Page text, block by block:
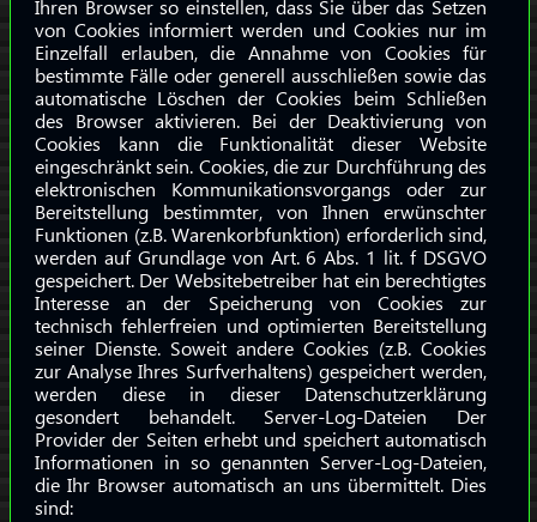
Ihren Browser so einstellen, dass Sie über das Setzen
von Cookies informiert werden und Cookies nur im
Einzelfall erlauben, die Annahme von Cookies für
bestimmte Fälle oder generell ausschließen sowie das
automatische Löschen der Cookies beim Schließen
des Browser aktivieren. Bei der Deaktivierung von
Cookies kann die Funktionalität dieser Website
eingeschränkt sein. Cookies, die zur Durchführung des
elektronischen Kommunikationsvorgangs oder zur
Bereitstellung bestimmter, von Ihnen erwünschter
Funktionen (z.B. Warenkorbfunktion) erforderlich sind,
werden auf Grundlage von Art. 6 Abs. 1 lit. f DSGVO
gespeichert. Der Websitebetreiber hat ein berechtigtes
Interesse an der Speicherung von Cookies zur
technisch fehlerfreien und optimierten Bereitstellung
seiner Dienste. Soweit andere Cookies (z.B. Cookies
zur Analyse Ihres Surfverhaltens) gespeichert werden,
werden diese in dieser Datenschutzerklärung
gesondert behandelt. Server-Log-Dateien Der
Provider der Seiten erhebt und speichert automatisch
Informationen in so genannten Server-Log-Dateien,
die Ihr Browser automatisch an uns übermittelt. Dies
sind: